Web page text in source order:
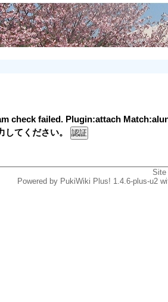
check failed. Plugin:attach
してください。
Powered by PukiWiki Plus! 1.4.6-plus-u2